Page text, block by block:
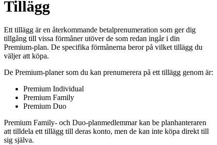
Tillägg
Ett tillägg är en återkommande betalprenumeration som ger dig
tillgång till vissa förmåner utöver de som redan ingår i din
Premium‑plan. De specifika förmånerna beror på vilket tillägg du
väljer att köpa.
De Premium‑planer som du kan prenumerera på ett tillägg genom är:
Premium Individual
Premium Family
Premium Duo
Premium Family‑ och Duo‑planmedlemmar kan be planhanteraren
att tilldela ett tillägg till deras konto, men de kan inte köpa direkt till
sig själva.